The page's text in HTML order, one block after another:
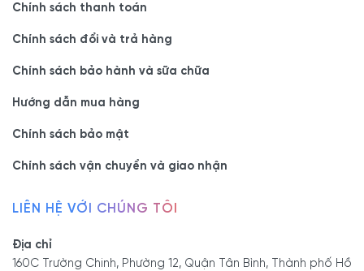
Chính sách thanh toán
Chính sách đổi và trả hàng
Chính sách bảo hành và sữa chữa
Hướng dẫn mua hàng
Chính sách bảo mật
Chính sách vận chuyển và giao nhận
LIÊN HỆ VỚI CHÚNG TÔI
Địa chỉ
160C Trường Chinh, Phường 12, Quận Tân Bình, Thành phố Hồ